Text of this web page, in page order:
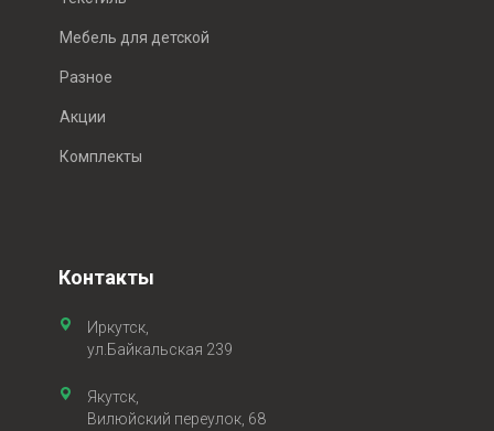
Мебель для детской
Разное
Акции
Комплекты
Контакты
Иркутск,
ул.Байкальская 239
Якутск,
Вилюйский переулок, 68